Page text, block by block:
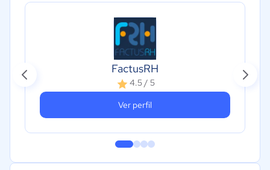
FactusRH
4.5 / 5
Ver perfil